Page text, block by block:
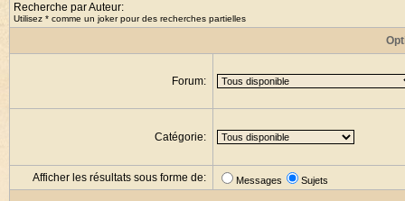
Recherche par Auteur:
Utilisez * comme un joker pour des recherches partielles
Forum:
Catégorie:
Afficher les résultats sous forme de: Messages Sujets